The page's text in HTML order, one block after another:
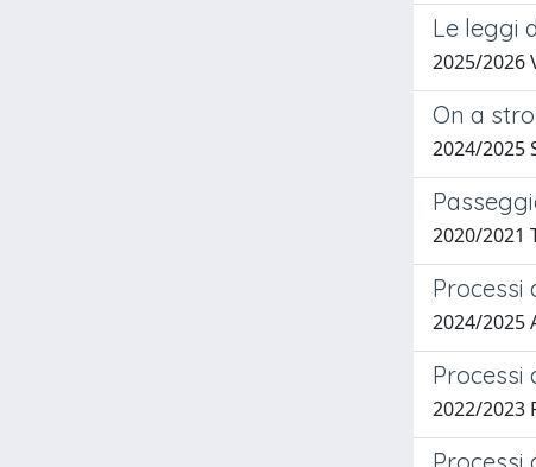
Le leggi
2025/2026
On a
2024/2025
2020/2021
Processi
2024/2025
Processi
2022/2023